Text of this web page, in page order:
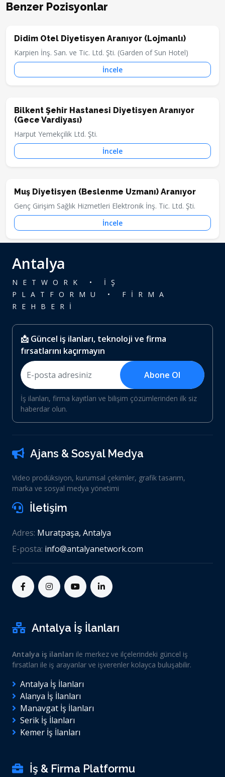
Benzer Pozisyonlar
Didim Otel Diyetisyen Aranıyor (Lojmanlı)
Karpien İnş. San. ve Tic. Ltd. Şti. (Garden of Sun Hotel)
İncele
Bilkent Şehir Hastanesi Diyetisyen Aranıyor
(Gece Vardiyası)
Harput Yemekçilik Ltd. Şti.
İncele
Muş Diyetisyen (Beslenme Uzmanı) Aranıyor
Genç Girişim Sağlık Hizmetleri Elektronik İnş. Tic. Ltd. Şti.
İncele
Antalya
NETWORK • İŞ
PLATFORMU • FİRMA
REHBERİ
📩 Güncel iş ilanları, teknoloji ve firma
fırsatlarını kaçırmayın
Abone Ol
İş ilanları, firma kayıtları ve bilişim çözümlerinden ilk siz
haberdar olun.
Ajans & Sosyal Medya
Video prodüksiyon, kurumsal çekimler, grafik tasarım,
marka ve sosyal medya yönetimi
İletişim
Adres: Muratpaşa, Antalya
E-posta: info@antalyanetwork.com
Antalya İş İlanları
Antalya iş ilanları ile merkez ve ilçelerindeki güncel iş
fırsatları ile iş arayanlar ve işverenler kolayca buluşabilir.
Antalya İş İlanları
Alanya İş İlanları
Manavgat İş İlanları
Serik İş İlanları
Kemer İş İlanları
İş & Firma Platformu